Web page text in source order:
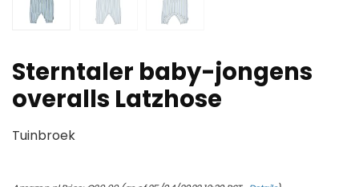
Sterntaler baby-jongens
overalls Latzhose
Tuinbroek